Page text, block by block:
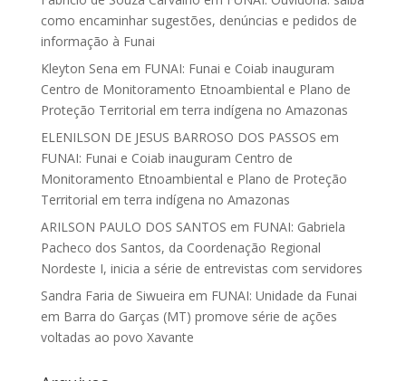
como encaminhar sugestões, denúncias e pedidos de
informação à Funai
Kleyton Sena em FUNAI: Funai e Coiab inauguram
Centro de Monitoramento Etnoambiental e Plano de
Proteção Territorial em terra indígena no Amazonas
ELENILSON DE JESUS BARROSO DOS PASSOS em
FUNAI: Funai e Coiab inauguram Centro de
Monitoramento Etnoambiental e Plano de Proteção
Territorial em terra indígena no Amazonas
ARILSON PAULO DOS SANTOS em FUNAI: Gabriela
Pacheco dos Santos, da Coordenação Regional
Nordeste I, inicia a série de entrevistas com servidores
Sandra Faria de Siwueira em FUNAI: Unidade da Funai
em Barra do Garças (MT) promove série de ações
voltadas ao povo Xavante